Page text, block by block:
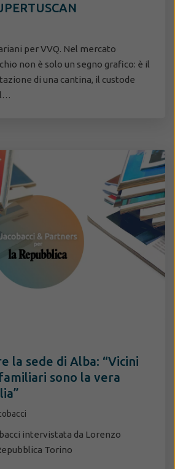
per VVQ. Nel mercato
non è solo un segno grafico: è il
di una cantina, il custode
la sede di Alba: “Vicini
sono la vera
intervistata da Lorenzo
Torino